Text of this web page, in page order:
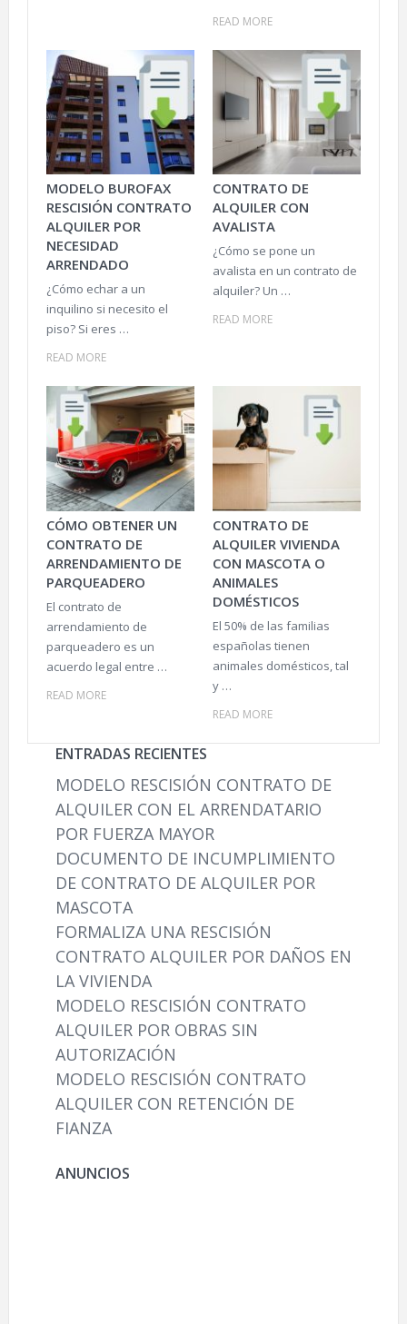
READ MORE
MODELO BUROFAX
RESCISIÓN CONTRATO
ALQUILER POR
NECESIDAD
ARRENDADO
¿Cómo echar a un
inquilino si necesito el
piso? Si eres …
READ MORE
CONTRATO DE
ALQUILER CON
AVALISTA
¿Cómo se pone un
avalista en un contrato de
alquiler? Un …
READ MORE
CÓMO OBTENER UN
CONTRATO DE
ARRENDAMIENTO DE
PARQUEADERO
El contrato de
arrendamiento de
parqueadero es un
acuerdo legal entre …
READ MORE
CONTRATO DE
ALQUILER VIVIENDA
CON MASCOTA O
ANIMALES
DOMÉSTICOS
El 50% de las familias
españolas tienen
animales domésticos, tal
y …
READ MORE
ENTRADAS RECIENTES
MODELO RESCISIÓN CONTRATO DE
ALQUILER CON EL ARRENDATARIO
POR FUERZA MAYOR
DOCUMENTO DE INCUMPLIMIENTO
DE CONTRATO DE ALQUILER POR
MASCOTA
FORMALIZA UNA RESCISIÓN
CONTRATO ALQUILER POR DAÑOS EN
LA VIVIENDA
MODELO RESCISIÓN CONTRATO
ALQUILER POR OBRAS SIN
AUTORIZACIÓN
MODELO RESCISIÓN CONTRATO
ALQUILER CON RETENCIÓN DE
FIANZA
ANUNCIOS